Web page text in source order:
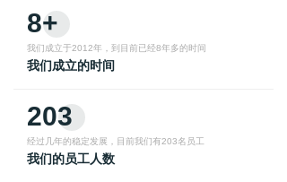
203
我们的员工人数
经过几年的稳定发展，目前我们有203名员工
8+
我们成立的时间
我们成立于2012年，到目前已经8年多的时间